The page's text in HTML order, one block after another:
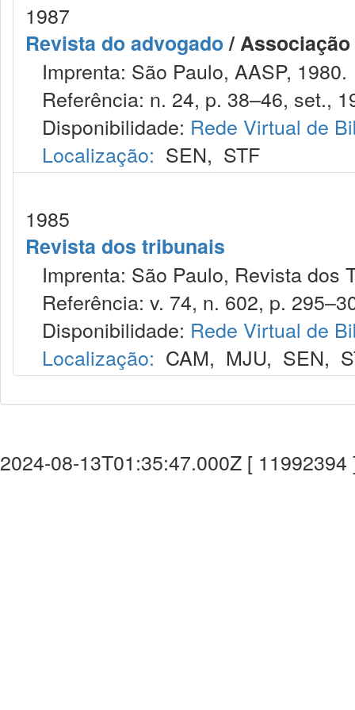
1987
Revista do advogado/
Imprenta: São Paulo, AASP, 1980.
Referência: n. 24, p. 38–46, set.,
Disponibilidade: Rede Virtual de
Localização: SEN, STF
1985
Revista dos tribunais
Imprenta: São Paulo, Revista dos
Referência: v. 74, n. 602, p.
Disponibilidade: Rede Virtual de
Localização: CAM, MJU, SEN,
2024-08-13T01:35:47.000Z [ 11992394